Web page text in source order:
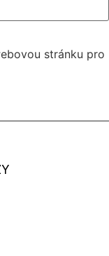
stránku pro